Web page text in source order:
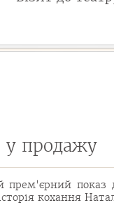
у продажу
прем'єрний показ
кохання